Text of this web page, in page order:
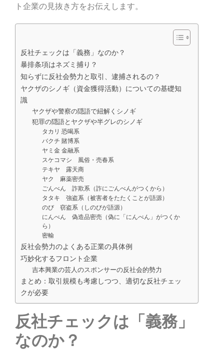
ト企業の見抜き方をお伝えします。
反社チェックは「義務」なのか？
暴排条項はネズミ捕り？
知らずに反社会勢力と取引、逮捕されるの？
ヤクザのシノギ（資金獲得活動）についての基礎知
識
ヤクザや警察の隠語で紐解くシノギ
犯罪の隠語とヤクザや半グレのシノギ
タカリ 恐喝系
バクチ 賭博系
ヤミ金 金融系
スケコマシ 風俗・売春系
テキヤ 露天商
ヤク 麻薬密売
ごんべん 詐欺系（詐にごんべんがつくから）
タタキ 強盗系（被害者をたたくことが語源）
のび 窃盗系（しのびが語源）
にんべん 偽造品密売（偽に「にんべん」がつくか
ら）
密輸
反社会勢力のよくある正業の具体例
巧妙化するフロント企業
吉本興業の芸人のスポンサーの反社会的勢力
まとめ：取引規模も考慮しつつ、適切な反社チェッ
クが必要
反社チェックは「義務」
なのか？